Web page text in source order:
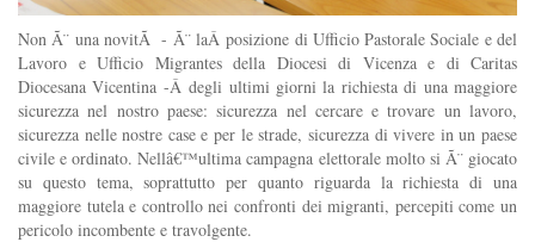
Non Ã¨ una novitÃ - Ã¨ laÂ posizione di Ufficio Pastorale Sociale e del
Lavoro e Ufficio Migrantes della Diocesi di Vicenza e di Caritas
Diocesana Vicentina -Â degli ultimi giorni la richiesta di una maggiore
sicurezza nel nostro paese: sicurezza nel cercare e trovare un lavoro,
sicurezza nelle nostre case e per le strade, sicurezza di vivere in un paese
civile e ordinato. Nellâ€™ultima campagna elettorale molto si Ã¨ giocato
su questo tema, soprattutto per quanto riguarda la richiesta di una
maggiore tutela e controllo nei confronti dei migranti, percepiti come un
pericolo incombente e travolgente.